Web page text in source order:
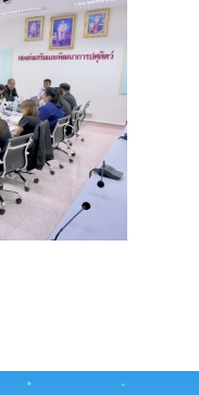
าการขอพระราชทานเครื่องรา
ะกรรมการบริหารและจัดหาร